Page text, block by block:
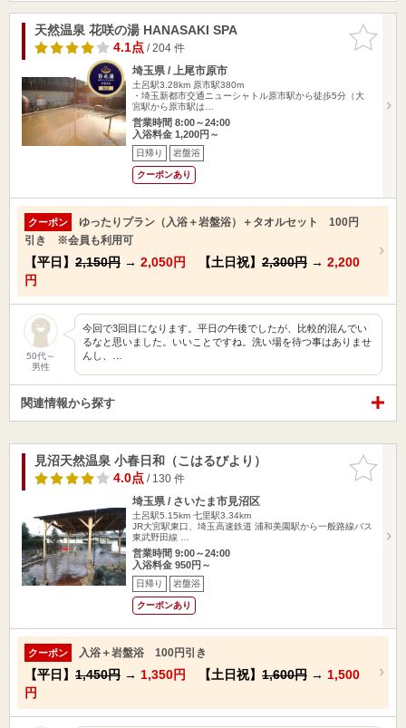
お気に入
りに追加
天然温泉 花咲の湯 HANASAKI SPA
4.1点/ 204 件
埼玉県 / 上尾市原市
土呂駅3.28km 原市駅380m
・埼玉新都市交通ニューシャトル原市駅から徒歩5分（大
宮駅から原市駅は…
営業時間 8:00～24:00
入浴料金 1,200円～
日帰り 岩盤浴
クーポンあり
クーポン
ゆったりプラン（入浴＋岩盤浴）＋タオルセット 100円
引き ※会員も利用可
【平日】 2,150円 → 2,050円 【土日祝】 2,300円 → 2,200
円
50代～
男性
今回で3回目になります。平日の午後でしたが、比較的混んでい
るなと思いました。いいことですね。洗い場を待つ事はありませ
んし、…
関連情報から探す
お気に入
りに追加
見沼天然温泉 小春日和（こはるびより）
4.0点/ 130 件
埼玉県 / さいたま市見沼区
土呂駅5.15km 七里駅3.34km
JR大宮駅東口、埼玉高速鉄道 浦和美園駅から一般路線バス
東武野田線 …
営業時間 9:00～24:00
入浴料金 950円～
日帰り 岩盤浴
クーポンあり
クーポン 入浴＋岩盤浴 100円引き
【平日】 1,450円 → 1,350円 【土日祝】 1,600円 → 1,500
円